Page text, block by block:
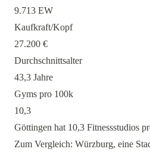
9.713 EW
Kaufkraft/Kopf
27.200 €
Durchschnittsalter
43,3 Jahre
Gyms pro 100k
10,3
Göttingen hat 10,3 Fitnessstudios
Zum Vergleich: Würzburg, eine